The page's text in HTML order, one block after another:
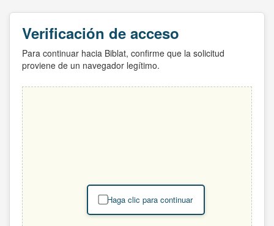
Verificación de acceso
Para continuar hacia Biblat, confirme que la solicitud
proviene de un navegador legítimo.
Haga clic para continuar